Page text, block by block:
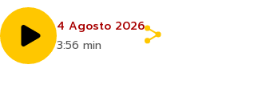
4 Agosto 2026
3:56 min